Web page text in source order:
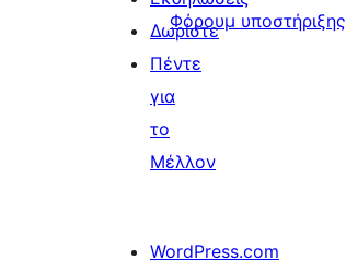
Φόρουμ υποστήριξης
Δωρίστε
Πέντε
για
το
Μέλλον
WordPress.com